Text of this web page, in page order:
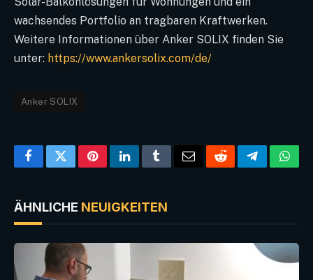
wachsendes Portfolio an tragbaren Kraftwerken.
Weitere Informationen über Anker SOLIX finden Sie
unter: https://www.ankersolix.com/de/
Anker SOLIX
FacebookTwitterPinterestLinkedInTumblrEmailRedditTelegram
ÄHNLICHE NEUIGKEITEN